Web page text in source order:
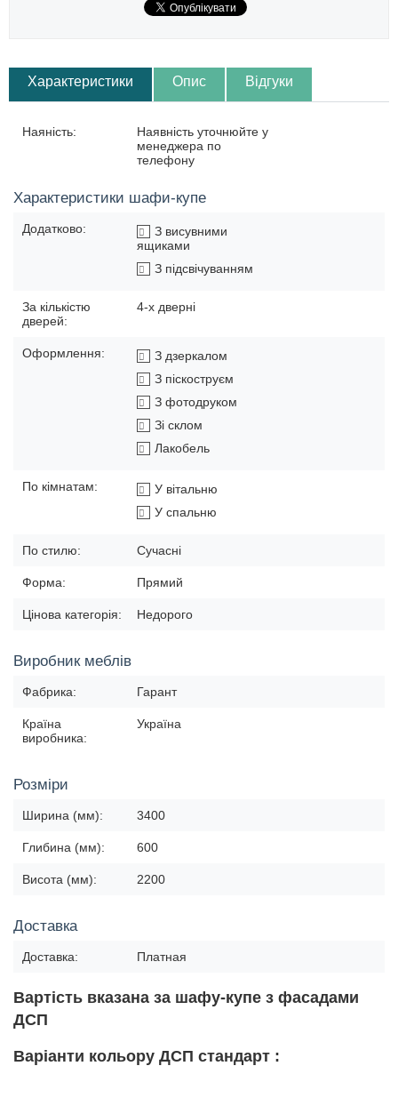
Характеристики Опис Відгуки
Наяність:
Наявність уточнюйте у
менеджера по
телефону
Характеристики шафи-купе
Додатково:
З висувними
ящиками
З підсвічуванням
За кількістю
дверей:
4-х дверні
Оформлення:
З дзеркалом
З піскоструєм
З фотодруком
Зі склом
Лакобель
По кімнатам:
У вітальню
У спальню
По стилю: Сучасні
Форма: Прямий
Цінова категорія: Недорого
Виробник меблів
Фабрика: Гарант
Країна
виробника:
Україна
Розміри
Ширина (мм): 3400
Глибина (мм): 600
Висота (мм): 2200
Доставка
Доставка: Платная
Вартість вказана за шафу-купе з фасадами
ДСП
Варіанти кольору ДСП стандарт :